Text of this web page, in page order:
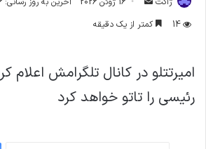
ایمیل
14
کمتر از یک دقیقه
امیرتتلو در کانال تلگرامش
رئیسی را تاتو خواهد کرد